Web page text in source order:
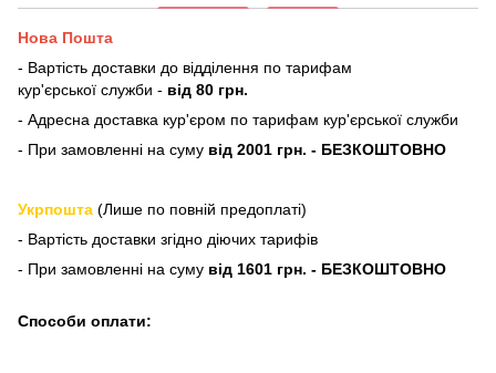
Нова Пошта
- Вартість доставки до відділення по тарифам
кур'єрської служби - від 80 грн.
- Адресна доставка кур'єром по тарифам кур'єрської служби
- При замовленні на суму від 2001 грн. - БЕЗКОШТОВНО
Укрпошта (Лише по повній предоплаті)
- Вартість доставки згідно діючих тарифів
- При замовленні на суму від 1601 грн. - БЕЗКОШТОВНО
Способи оплати: